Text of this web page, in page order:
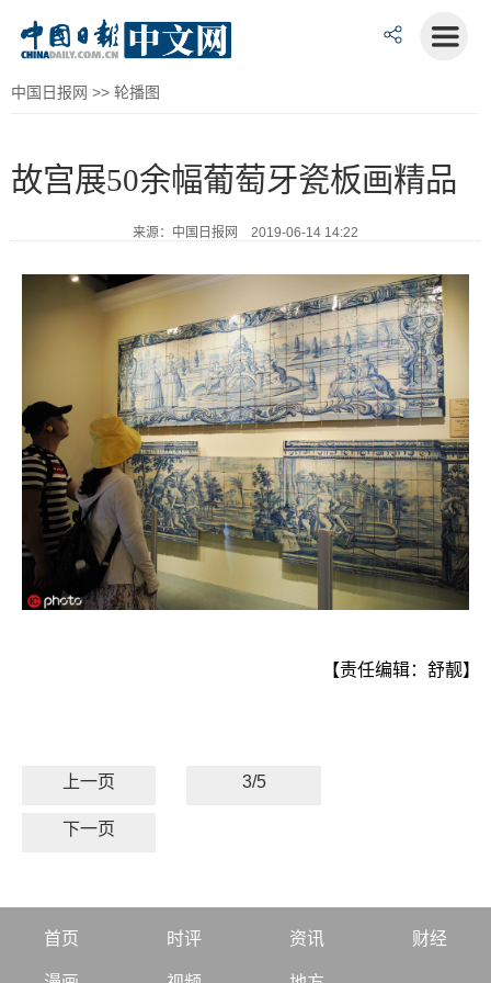
中国日报网 >> 轮播图
故宫展50余幅葡萄牙瓷板画精品
来源：中国日报网 2019-06-14 14:22
【责任编辑：舒靓】
上一页 3/5
下一页
首页 时评 资讯 财经